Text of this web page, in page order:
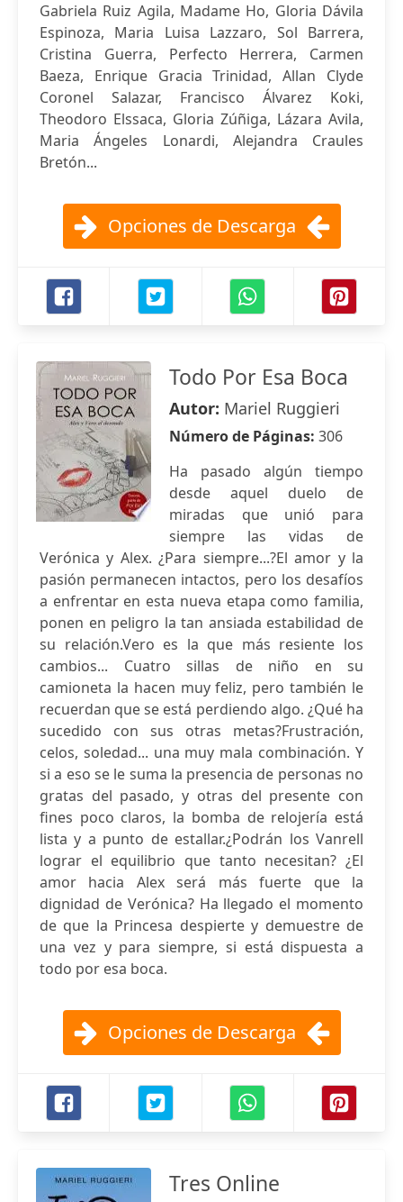
Gabriela Ruiz Agila, Madame Ho, Gloria Dávila
Espinoza, Maria Luisa Lazzaro, Sol Barrera,
Cristina Guerra, Perfecto Herrera, Carmen
Baeza, Enrique Gracia Trinidad, Allan Clyde
Coronel Salazar, Francisco Álvarez Koki,
Theodoro Elssaca, Gloria Zúñiga, Lázara Avila,
Maria Ángeles Lonardi, Alejandra Craules
Bretón...
Opciones de Descarga
Todo Por Esa Boca
Autor: Mariel Ruggieri
Número de Páginas: 306
Ha pasado algún tiempo
desde aquel duelo de
miradas que unió para
siempre las vidas de
Verónica y Alex. ¿Para siempre...?El amor y la
pasión permanecen intactos, pero los desafíos
a enfrentar en esta nueva etapa como familia,
ponen en peligro la tan ansiada estabilidad de
su relación.Vero es la que más resiente los
cambios... Cuatro sillas de niño en su
camioneta la hacen muy feliz, pero también le
recuerdan que se está perdiendo algo. ¿Qué ha
sucedido con sus otras metas?Frustración,
celos, soledad... una muy mala combinación. Y
si a eso se le suma la presencia de personas no
gratas del pasado, y otras del presente con
fines poco claros, la bomba de relojería está
lista y a punto de estallar.¿Podrán los Vanrell
lograr el equilibrio que tanto necesitan? ¿El
amor hacia Alex será más fuerte que la
dignidad de Verónica? Ha llegado el momento
de que la Princesa despierte y demuestre de
una vez y para siempre, si está dispuesta a
todo por esa boca.
Opciones de Descarga
Tres Online